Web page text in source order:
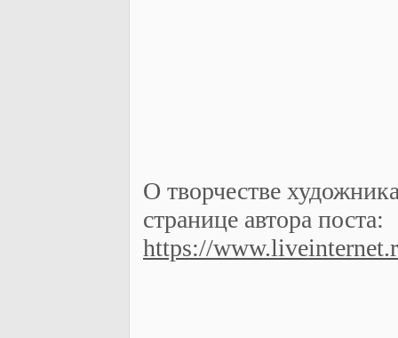
О творчестве
странице автора поста:
https://